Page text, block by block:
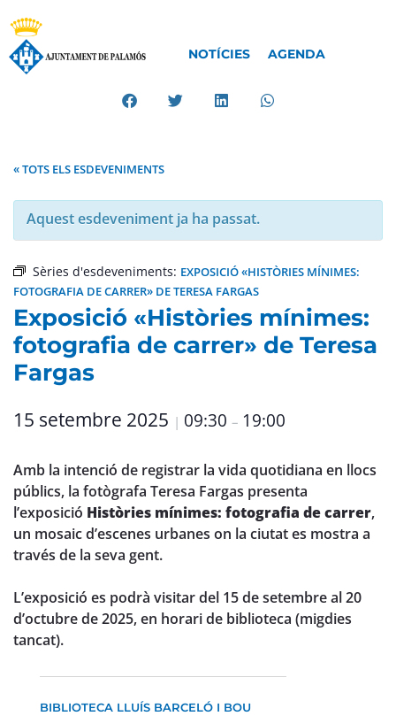
NOTÍCIES AGENDA
« TOTS ELS ESDEVENIMENTS
Aquest esdeveniment ja ha passat.
Sèries d'esdeveniments: EXPOSICIÓ «HISTÒRIES MÍNIMES:
FOTOGRAFIA DE CARRER» DE TERESA FARGAS
Exposició «Històries mínimes:
fotografia de carrer» de Teresa
Fargas
15 setembre 2025 | 09:30 – 19:00
Amb la intenció de registrar la vida quotidiana en llocs
públics, la fotògrafa Teresa Fargas presenta
l’exposició Històries mínimes: fotografia de carrer,
un mosaic d’escenes urbanes on la ciutat es mostra a
través de la seva gent.
L’exposició es podrà visitar del 15 de setembre al 20
d’octubre de 2025, en horari de biblioteca (migdies
tancat).
BIBLIOTECA LLUÍS BARCELÓ I BOU